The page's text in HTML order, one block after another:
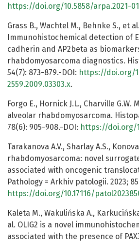
https://doi.org/10.5858/arpa.2021-
Grass B., Wachtel M., Behnke S., et al.
Immunohistochemical detection of
cadherin and AP2beta as
rhabdomyosarcoma diagnostics.
54(7): 873-879.-DOI: https://doi.org/
2559.2009.03303.x.
Forgo E., Hornick J.L., Charville G.W.
alveolar rhabdomyosarcoma.
78(6): 905-908.-DOI: https://doi.org/
Tarakanova A.V., Sharlay A.S.,
rhabdomyosarcoma: novel
associated with oncogenic
Pathology = Arkhiv patologii. 2023;
https://doi.org/10.17116/
Kaleta M., Wakulińska A.,
al. OLIG2 is a novel
associated with the presence of